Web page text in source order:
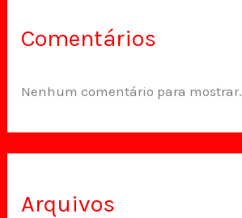
Comentários
Nenhum comentário para mostrar.
Arquivos